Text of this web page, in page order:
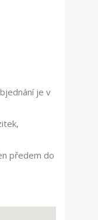
je v
předem do